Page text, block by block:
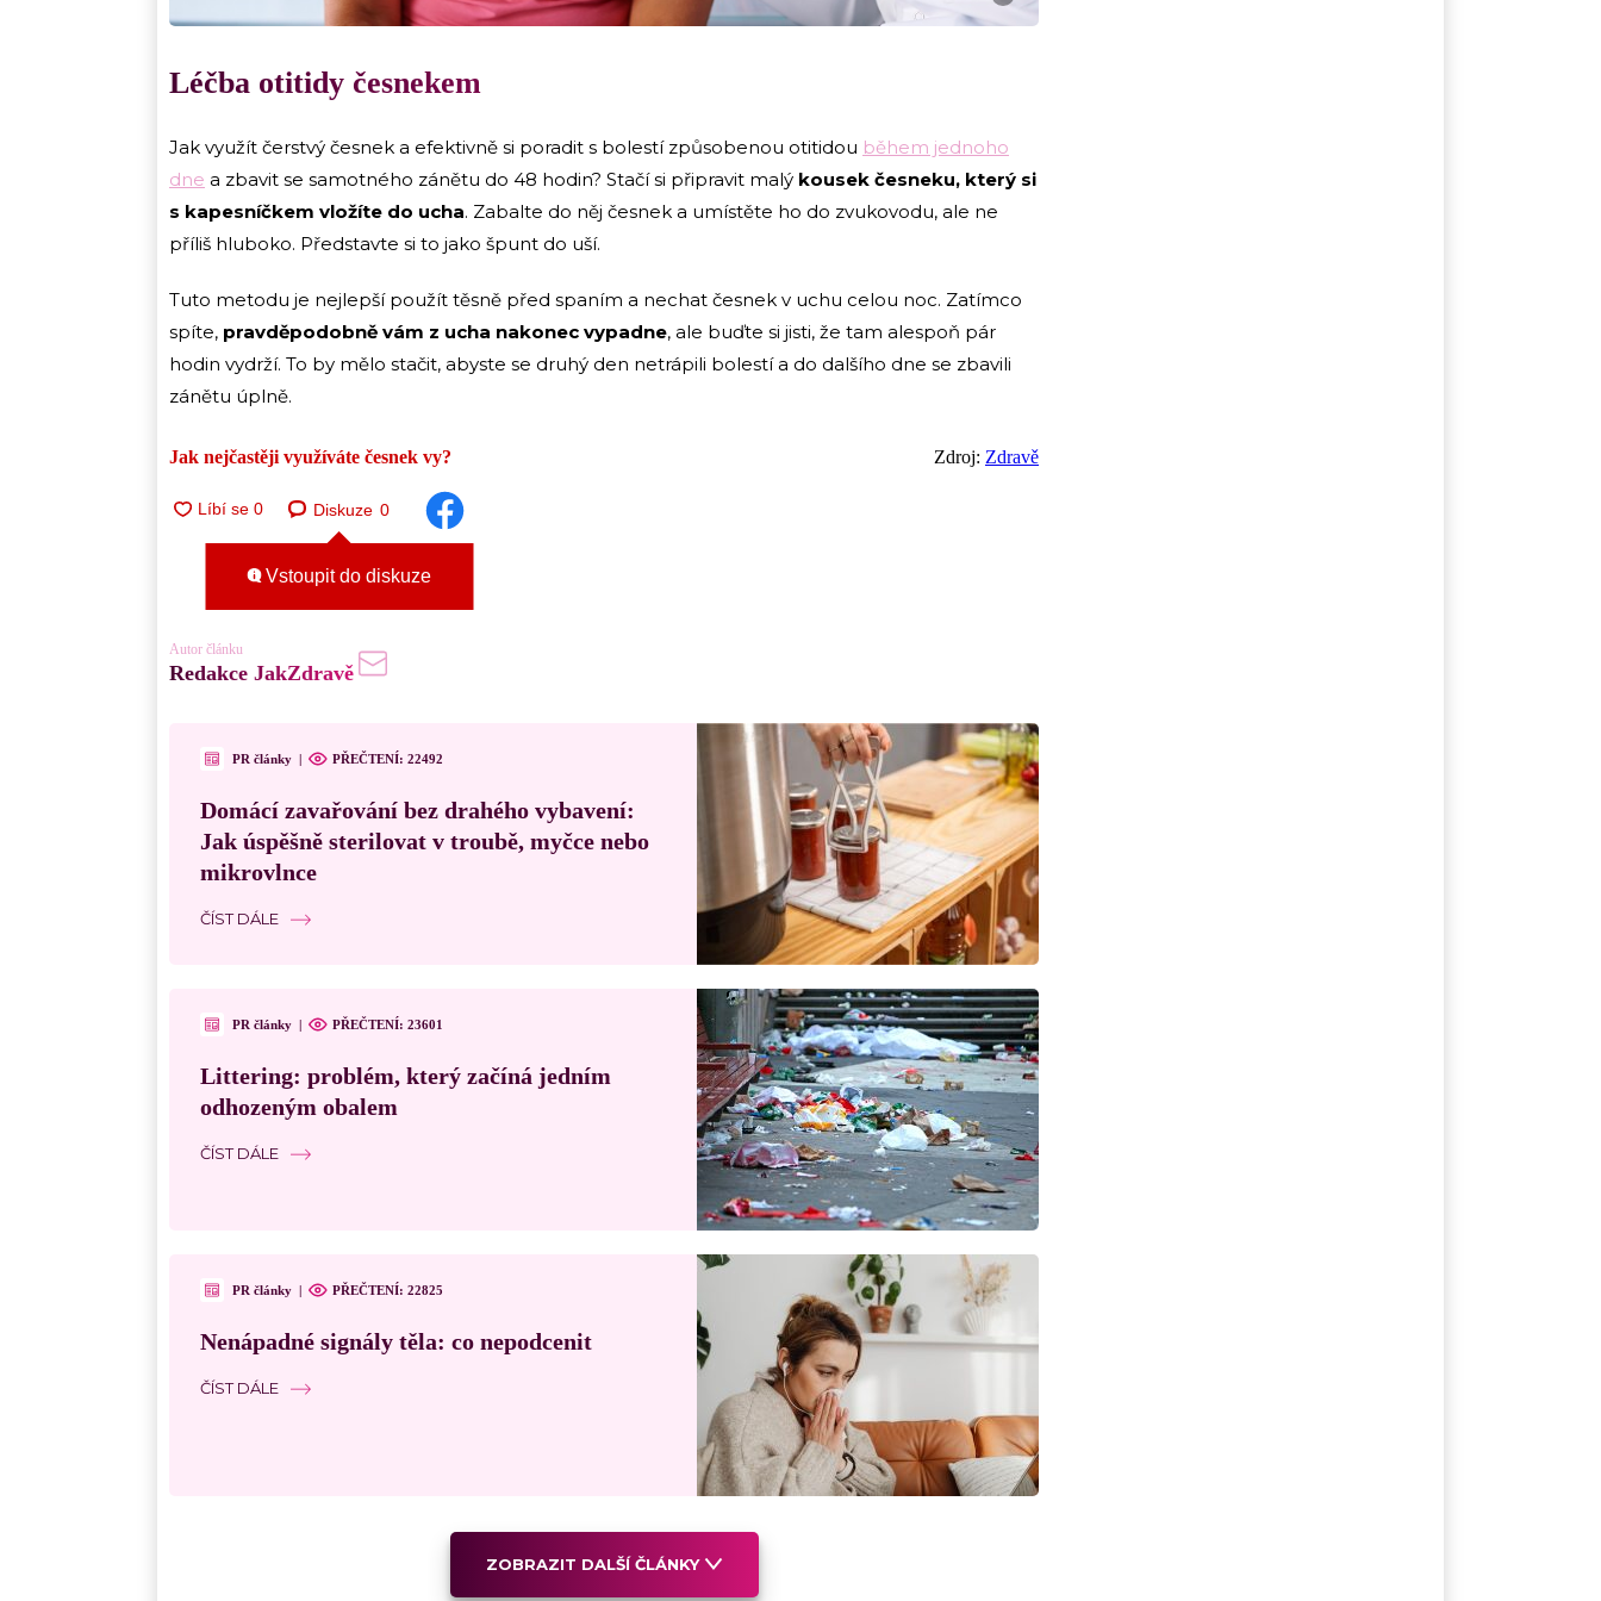
Léčba otitidy česnekem
Jak využít čerstvý česnek a efektivně si poradit s bolestí způsobenou otitidou během jednoho
dne a zbavit se samotného zánětu do 48 hodin? Stačí si připravit malý kousek česneku, který si
s kapesníčkem vložíte do ucha. Zabalte do něj česnek a umístěte ho do zvukovodu, ale ne
příliš hluboko. Představte si to jako špunt do uší.
Tuto metodu je nejlepší použít těsně před spaním a nechat česnek v uchu celou noc. Zatímco
spíte, pravděpodobně vám z ucha nakonec vypadne, ale buďte si jisti, že tam alespoň pár
hodin vydrží. To by mělo stačit, abyste se druhý den netrápili bolestí a do dalšího dne se zbavili
zánětu úplně.
Jak nejčastěji využíváte česnek vy? Zdroj: Zdravě
Diskuze 0
Vstoupit do diskuze
Autor článku
Redakce JakZdravě
PR články | PŘEČTENÍ: 22492
Domácí zavařování bez drahého vybavení:
Jak úspěšně sterilovat v troubě, myčce nebo
mikrovlnce
ČÍST DÁLE
PR články | PŘEČTENÍ: 23601
Littering: problém, který začíná jedním
odhozeným obalem
ČÍST DÁLE
PR články | PŘEČTENÍ: 22825
Nenápadné signály těla: co nepodcenit
ČÍST DÁLE
ZOBRAZIT DALŠÍ ČLÁNKY